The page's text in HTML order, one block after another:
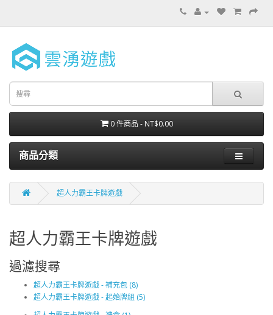
0 件商品 - NT$0.00
商品分類
超人力霸王卡牌遊戲
超人力霸王卡牌遊戲
過濾搜尋
超人力霸王卡牌遊戲 - 補充包 (8)
超人力霸王卡牌遊戲 - 起始牌組 (5)